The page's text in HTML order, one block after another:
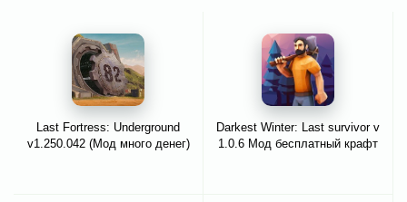
Last Fortress: Underground
v1.250.042 (Мод много денег)
Darkest Winter: Last survivor v
1.0.6 Мод бесплатный крафт